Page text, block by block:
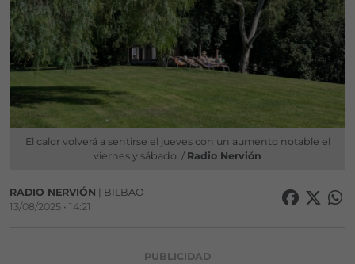
El calor volverá a sentirse el jueves con un aumento notable el
viernes y sábado. / Radio Nervión
RADIO NERVIÓN | BILBAO
13/08/2025 • 14:21
PUBLICIDAD